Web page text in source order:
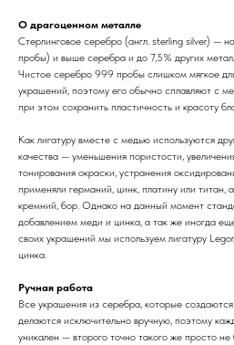
О драгоценном металле
Стерлинговое серебро (англ. sterling silver) —
пробы) и выше серебра и до 7,5% других
Чистое серебро 999 пробы слишком мягкое
украшений, поэтому его обычно сплавляют с
при этом сохранить пластичность и красоту
Как лигатуру вместе с медью используются
качества — уменьшения пористости,
тонирования окраски, устранения
применяли германий, цинк, платину или
кремний, бор. Однако на данный момент
добавлением меди и цинка, а так же иногда
своих украшений мы используем лигатуру
цинка.
Ручная работа
Все украшения из серебра, которые
делаются исключительно вручную, поэтому
уникален — второго точно такого же просто